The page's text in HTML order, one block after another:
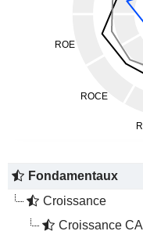
Fondamentaux
Croissance
Croissance CA